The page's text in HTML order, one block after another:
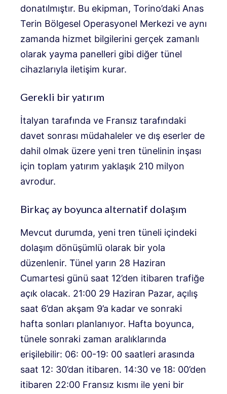
donatılmıştır. Bu ekipman, Torino’daki Anas
Terin Bölgesel Operasyonel Merkezi ve aynı
zamanda hizmet bilgilerini gerçek zamanlı
olarak yayma panelleri gibi diğer tünel
cihazlarıyla iletişim kurar.
Gerekli bir yatırım
İtalyan tarafında ve Fransız tarafındaki
davet sonrası müdahaleler ve dış eserler de
dahil olmak üzere yeni tren tünelinin inşası
için toplam yatırım yaklaşık 210 milyon
avrodur.
Birkaç ay boyunca alternatif dolaşım
Mevcut durumda, yeni tren tüneli içindeki
dolaşım dönüşümlü olarak bir yola
düzenlenir. Tünel yarın 28 Haziran
Cumartesi günü saat 12’den itibaren trafiğe
açık olacak. 21:00 29 Haziran Pazar, açılış
saat 6’dan akşam 9’a kadar ve sonraki
hafta sonları planlanıyor. Hafta boyunca,
tünele sonraki zaman aralıklarında
erişilebilir: 06: 00-19: 00 saatleri arasında
saat 12: 30’dan itibaren. 14:30 ve 18: 00’den
itibaren 22:00 Fransız kısmı ile yeni bir